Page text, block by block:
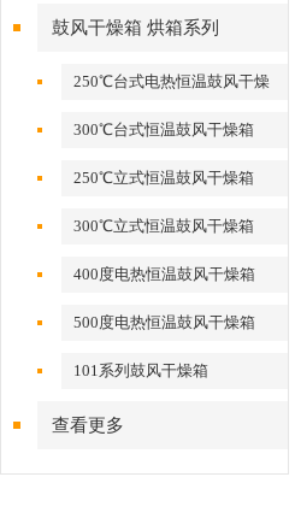
鼓风干燥箱 烘箱系列
250℃台式电热恒温鼓风干燥
300℃台式恒温鼓风干燥箱
250℃立式恒温鼓风干燥箱
300℃立式恒温鼓风干燥箱
400度电热恒温鼓风干燥箱
500度电热恒温鼓风干燥箱
101系列鼓风干燥箱
查看更多